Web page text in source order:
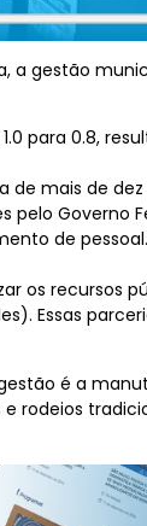
a gestão
para 0.8,
de mais de
Governo
de
os
Essas
é a
rodeios